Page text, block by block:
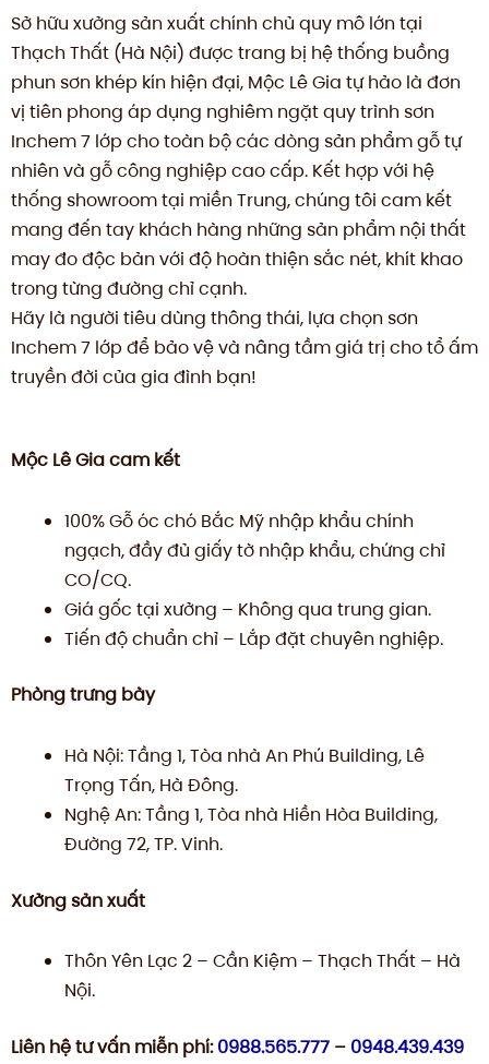
Sở hữu xưởng sản xuất chính chủ quy mô lớn tại
Thạch Thất (Hà Nội) được trang bị hệ thống buồng
phun sơn khép kín hiện đại, Mộc Lê Gia tự hảo là đơn
vị tiên phong áp dụng nghiêm ngặt quy trình sơn
Inchem 7 lớp cho toàn bộ các dòng sản phẩm gỗ tự
nhiên và gỗ công nghiệp cao cấp. Kết hợp với hệ
thống showroom tại miền Trung, chúng tôi cam kết
mang đến tay khách hàng những sản phẩm nội thất
may đo độc bản với độ hoàn thiện sắc nét, khít khao
trong từng đường chỉ cạnh.
Hãy là người tiêu dùng thông thái, lựa chọn sơn
Inchem 7 lớp để bảo vệ và nâng tầm giá trị cho tổ ấm
truyền đời của gia đình bạn!
Mộc Lê Gia cam kết
100% Gỗ óc chó Bắc Mỹ nhập khẩu chính
ngạch, đầy đủ giấy tờ nhập khẩu, chứng chỉ
CO/CQ.
Giá gốc tại xưởng – Không qua trung gian.
Tiến độ chuẩn chỉ – Lắp đặt chuyên nghiệp.
Phòng trưng bày
Hà Nội: Tầng 1, Tòa nhà An Phú Building, Lê
Trọng Tấn, Hà Đông.
Nghệ An: Tầng 1, Tòa nhà Hiền Hòa Building,
Đường 72, TP. Vinh.
Xưởng sản xuất
Thôn Yên Lạc 2 – Cần Kiệm – Thạch Thất – Hà
Nội.
Liên hệ tư vấn miễn phí:0988.565.777 – 0948.439.439